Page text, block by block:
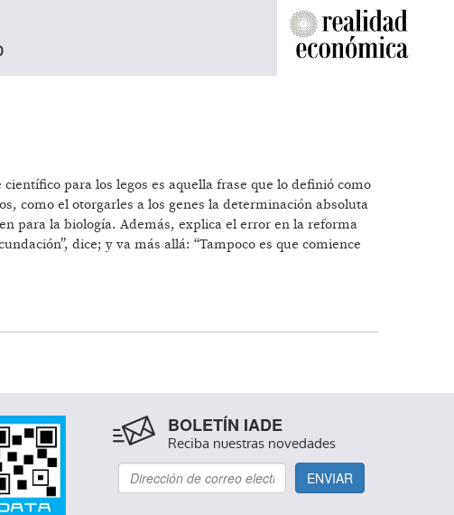
para los legos es aquella frase que lo definió como
como el otorgarles a los genes la determinación absoluta
para la biología. Además, explica el error en la reforma
dice; y va más allá: “Tampoco es que comience
BOLETÍN IADE
Reciba nuestras novedades
ENVIAR